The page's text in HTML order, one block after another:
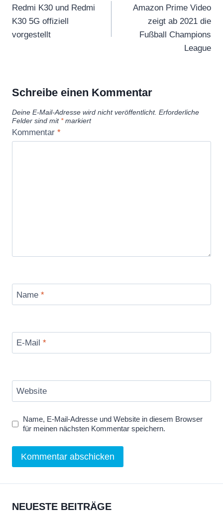
Redmi K30 und Redmi
K30 5G offiziell
vorgestellt
Amazon Prime Video
zeigt ab 2021 die
Fußball Champions
League
Schreibe einen Kommentar
Deine E-Mail-Adresse wird nicht veröffentlicht. Erforderliche
Felder sind mit *markiert
Kommentar *
Name *
E-Mail *
Website
Name, E-Mail-Adresse und Website in diesem Browser
für meinen nächsten Kommentar speichern.
NEUESTE BEITRÄGE